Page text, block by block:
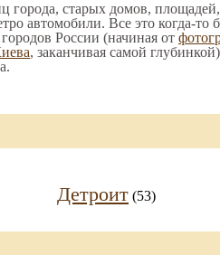
города, старых домов,
автомобили. Все это когда-то
России (начиная от
, заканчивая самой
Детроит (53)